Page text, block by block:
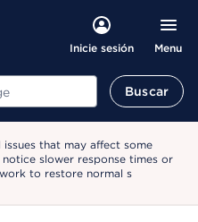
Inicie sesión Menu
Buscar
that may affect some
slower response times or
to restore normal s